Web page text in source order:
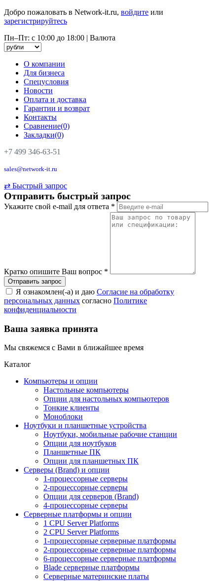
Добро пожаловать в Network-it.ru, войдите или
зарегистрируйтесь
Пн–Пт: с 10:00 до 18:00 | Валюта
О компании
Для бизнеса
Спецусловия
Новости
Оплата и доставка
Гарантии и возврат
Контакты
Сравнение(0)
Закладки(0)
+7 499 346-63-51
sales@network-it.ru
⇄ Быстрый запрос
Отправить быстрый запрос
Укажите свой e-mail для ответа *
Кратко опишите Ваш вопрос *
Я ознакомлен(-а) и даю Согласие на обработку
персональных данных согласно Политике
конфиденциальности
Ваша заявка принята
Мы свяжемся с Вами в ближайшее время
Каталог
Компьютеры и опции
Настольные компьютеры
Опции для настольных компьютеров
Тонкие клиенты
Моноблоки
Ноутбуки и планшетные устройства
Ноутбуки, мобильные рабочие станции
Опции для ноутбуков
Планшетные ПК
Опции для планшетных ПК
Серверы (Brand) и опции
1-процессорные серверы
2-процессорные серверы
Опции для серверов (Brand)
4-процессорные серверы
Серверные платформы и опции
1 CPU Server Platforms
2 CPU Server Platforms
1-процессорные серверные платформы
2-процессорные серверные платформы
6-процессорные серверные платформы
Blade серверные платформы
Серверные материнские платы